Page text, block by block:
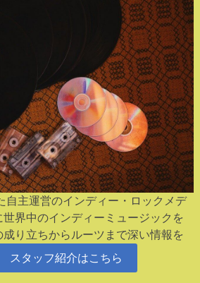
自主運営のインディー・ロックメデ
界中のインディーミュージックを
り立ちからルーツまで深い情報を
スタッフ紹介はこちら